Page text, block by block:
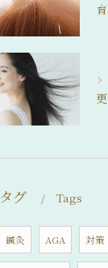
タグ Tags
鍼灸 AGA 対策